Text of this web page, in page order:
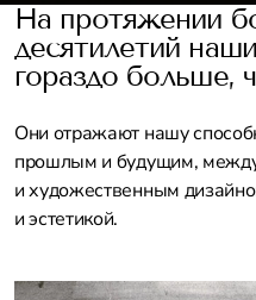
На протяжении
десятилетий
гораздо больше,
Они отражают нашу
прошлым и будущим,
и художественным
и эстетикой.